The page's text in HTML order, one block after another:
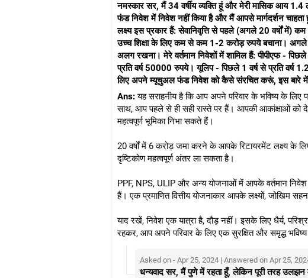
नमस्कार सर, मैं 34 वर्षीय व्यक्ति हूं और मेरी मासिक आय
फंड निवेश में निवेश नहीं किया है और मैं आपसे मार्गदर्शन
लक्ष्य इस प्रकार हैं: सेवानिवृत्ति से पहले (अगले 20 वर्षों
उच्च शिक्षा के लिए कम से कम 1-2 करोड़ रुपये बचाना।
अलग रखना। मेरे वर्तमान निवेशों में शामिल हैं: पीपीएफ -
प्रति वर्ष 50000 रुपये। यूलिप - पिछले 1 वर्ष से प्रति वर्ष
लिए अपने म्यूचुअल फंड निवेश को कैसे संरचित करूं, इस बारे में
Ans:यह सराहनीय है कि आप अपने परिवार के भविष्य के लिए
साथ, आप पहले से ही सही रास्ते पर हैं। आपकी आकांक्षाओं
महत्वपूर्ण भूमिका निभा सकते हैं।
20 वर्षों में 6 करोड़ जमा करने के आपके रिटायरमेंट लक्ष्य के
दृष्टिकोण महत्वपूर्ण अंतर ला सकता है।
PPF, NPS, ULIP और अन्य योजनाओं में आपके वर्तमान
हैं। एक प्रमाणित वित्तीय योजनाकार आपके लक्ष्यों,
याद रखें, निवेश एक यात्रा है, दौड़ नहीं। इसके लिए धैर्य,
रहकर, आप अपने परिवार के लिए एक सुरक्षित और समृद्ध
Asked on - Apr 25, 2024 | Answered on Apr 25,
धन्यवाद सर, मैं पुणे में रहता हूँ, लेकिन पूरी तरह